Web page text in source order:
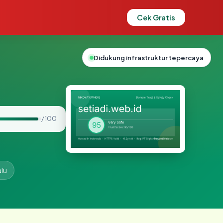
Cek Gratis
/ 100
Didukung infrastruktur tepercaya